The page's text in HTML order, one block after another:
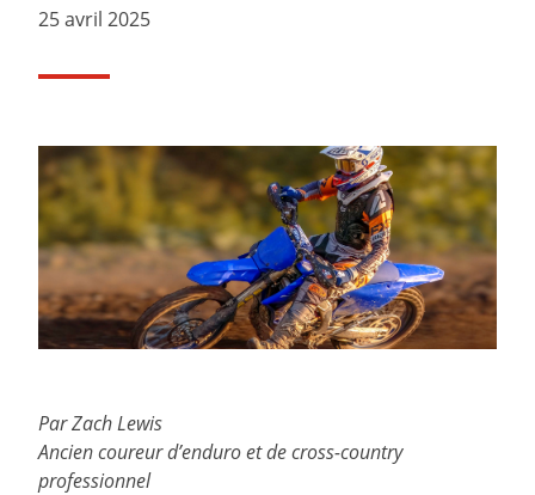
25 avril 2025
Par Zach Lewis
Ancien coureur d’enduro et de cross-country
professionnel